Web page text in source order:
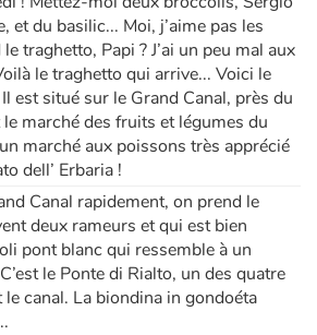
et du basilic... Moi, j’aime pas les
traghetto, Papi ? J’ai un peu mal aux
le traghetto qui arrive... Voici le
est situé sur le Grand Canal, près du
le marché des fruits et légumes du
marché aux poissons très apprécié
dell’ Erbaria !
Canal rapidement, on prend le
deux rameurs et qui est bien
pont blanc qui ressemble à un
le Ponte di Rialto, un des quatre
canal. La biondina in gondoéta